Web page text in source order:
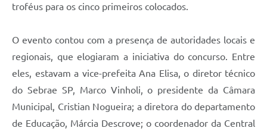
troféus para os cinco primeiros colocados.
O evento contou com a presença de autoridades locais e
regionais, que elogiaram a iniciativa do concurso. Entre
eles, estavam a vice-prefeita Ana Elisa, o diretor técnico
do Sebrae SP, Marco Vinholi, o presidente da Câmara
Municipal, Cristian Nogueira; a diretora do departamento
de Educação, Márcia Descrove; o coordenador da Central